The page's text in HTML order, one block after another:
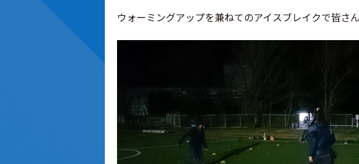
ウォーミングアップを兼ねてのアイスブレイクで皆さ